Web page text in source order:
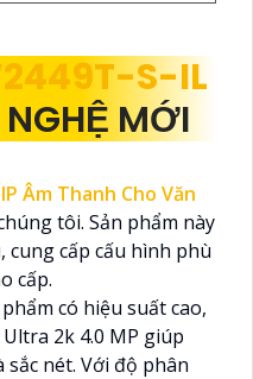
S-IL
MỚI
Âm Thanh Cho Văn
tôi. Sản phẩm này
cung cấp cấu hình phù
cấp.
có hiệu suất cao,
2k 4.0 MP giúp
nét. Với độ phân